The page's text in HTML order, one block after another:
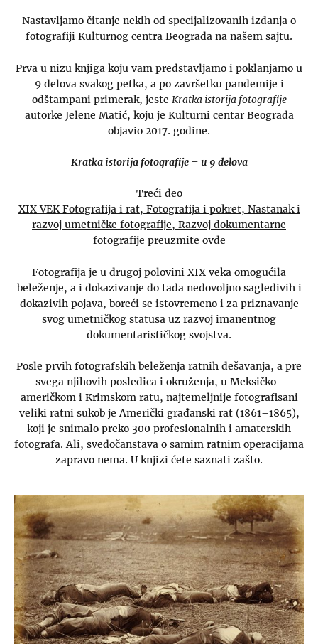
Nastavljamo čitanje nekih od specijalizovanih izdanja o
fotografiji Kulturnog centra Beograda na našem sajtu.
Prva u nizu knjiga koju vam predstavljamo i poklanjamo u
9 delova svakog petka, a po završetku pandemije i
odštampani primerak, jeste Kratka istorija fotografije
autorke Jelene Matić, koju je Kulturni centar Beograda
objavio 2017. godine.
Kratka istorija fotografije – u 9 delova
Treći deo
XIX VEK Fotografija i rat, Fotografija i pokret, Nastanak i
razvoj umetničke fotografije, Razvoj dokumentarne
fotografije preuzmite ovde
Fotografija je u drugoj polovini XIX veka omogućila
beleženje, a i dokazivanje do tada nedovoljno sagledivih i
dokazivih pojava, boreći se istovremeno i za priznavanje
svog umetničkog statusa uz razvoj imanentnog
dokumentarističkog svojstva.
Posle prvih fotografskih beleženja ratnih dešavanja, a pre
svega njihovih posledica i okruženja, u Meksičko-
američkom i Krimskom ratu, najtemeljnije fotografisani
veliki ratni sukob je Američki građanski rat (1861–1865),
koji je snimalo preko 300 profesionalnih i amaterskih
fotografa. Ali, svedočanstava o samim ratnim operacijama
zapravo nema. U knjizi ćete saznati zašto.